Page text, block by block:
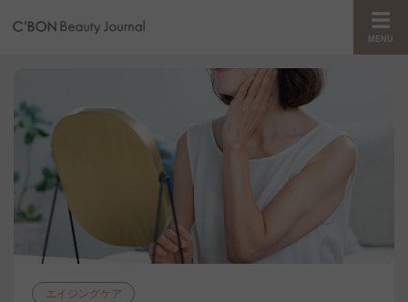
MENU
エイジングケア